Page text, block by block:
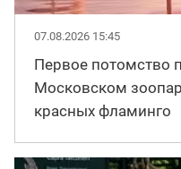
07.08.2026 15:45
Первое потомство
Московском
красных фламинго